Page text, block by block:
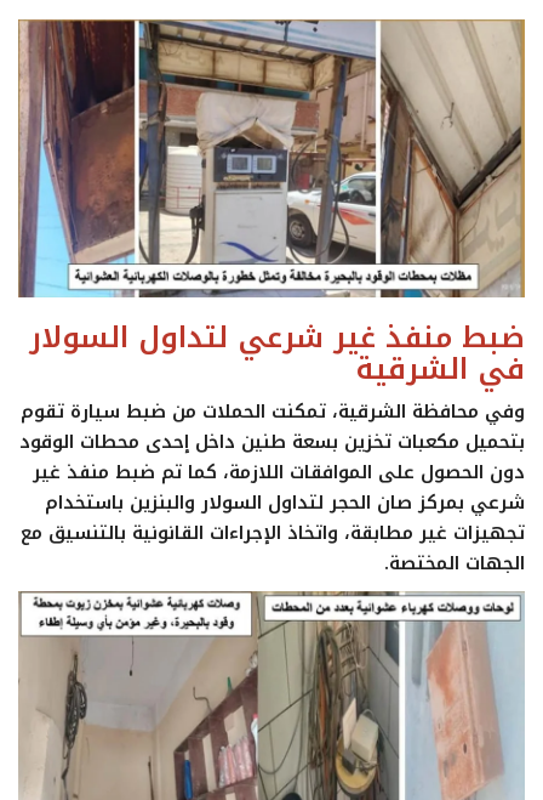
ضبط منفذ غير شرعي لتداول السولار
في الشرقية
وفي محافظة الشرقية، تمكنت الحملات من ضبط سيارة تقوم
بتحميل مكعبات تخزين بسعة طنين داخل إحدى محطات الوقود
دون الحصول على الموافقات اللازمة، كما تم ضبط منفذ غير
شرعي بمركز صان الحجر لتداول السولار والبنزين باستخدام
تجهيزات غير مطابقة، واتخاذ الإجراءات القانونية بالتنسيق مع
الجهات المختصة.